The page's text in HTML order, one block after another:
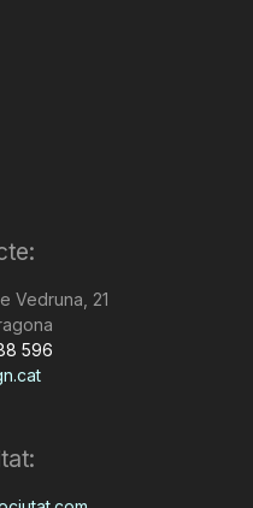
Vedruna, 21
596